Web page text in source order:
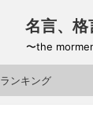
名言、格
〜the
ランキング